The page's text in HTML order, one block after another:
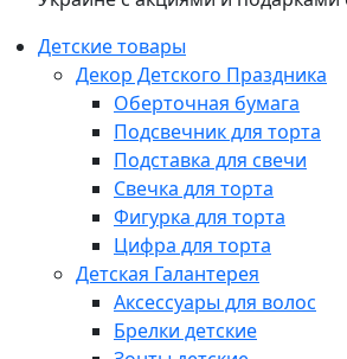
Детские товары
Декор Детского Праздника
Оберточная бумага
Подсвечник для торта
Подставка для свечи
Свечка для торта
Фигурка для торта
Цифра для торта
Детская Галантерея
Аксессуары для волос
Брелки детские